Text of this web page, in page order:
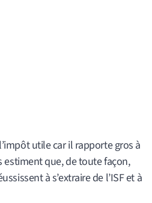
utile car il rapporte gros à
estiment que, de toute façon,
à s’extraire de l’ISF et à